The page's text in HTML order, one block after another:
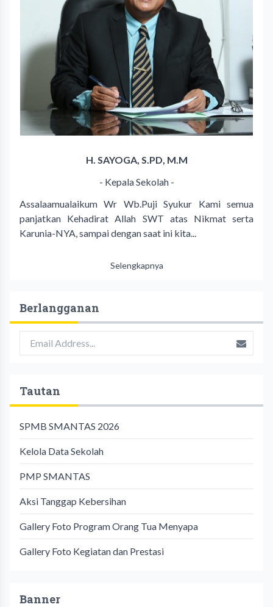
H. SAYOGA, S.PD, M.M
- Kepala Sekolah -
Assalaamualaikum Wr Wb.Puji Syukur Kami semua
panjatkan Kehadirat Allah SWT atas Nikmat serta
Karunia-NYA, sampai dengan saat ini kita...
Selengkapnya
Berlangganan
Tautan
SPMB SMANTAS 2026
Kelola Data Sekolah
PMP SMANTAS
Aksi Tanggap Kebersihan
Gallery Foto Program Orang Tua Menyapa
Gallery Foto Kegiatan dan Prestasi
Banner